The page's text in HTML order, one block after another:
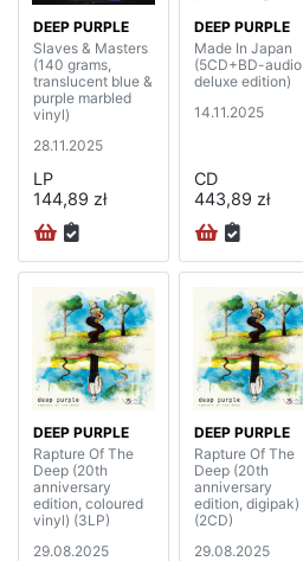
DEEP PURPLE
Slaves & Masters
(140 grams,
translucent blue &
purple marbled
vinyl)
28.11.2025
LP
144,89 zł
DEEP PURPLE
Made In Japan
(5CD+BD-audio
deluxe edition)
14.11.2025
CD
443,89 zł
DEEP PURPLE
Rapture Of The
Deep (20th
anniversary
edition, coloured
vinyl) (3LP)
29.08.2025
DEEP PURPLE
Rapture Of The
Deep (20th
anniversary
edition, digipak)
(2CD)
29.08.2025